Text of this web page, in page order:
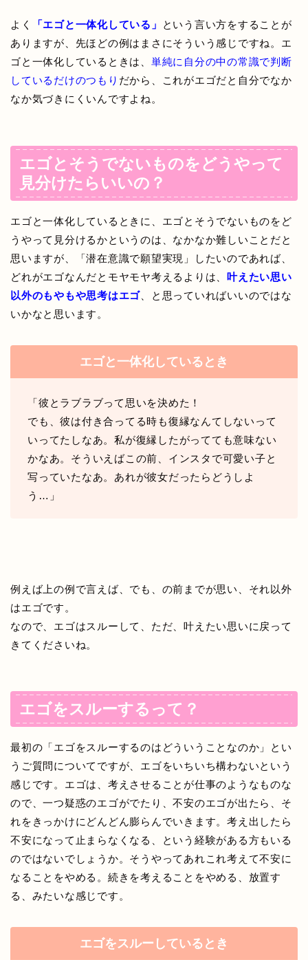
よく 「エゴと一体化している」
という言い方をすることが
ありますが、先ほどの例はまさにそういう感じですね。エ
ゴと一体化しているときは、 単純に自分の中の常識で判断
しているだけのつもり だから、これがエゴだと自分でなか
なか気づきにくいんですよね。
エゴとそうでないものをどうやって
見分けたらいいの？
エゴと一体化しているときに、エゴとそうでないものをど
うやって見分けるかというのは、なかなか難しいことだと
思いますが、「潜在意識で願望実現」したいのであれば、
どれがエゴなんだとモヤモヤ考えるよりは、 叶えたい思い
以外のもやもや思考はエゴ 、と思っていればいいのではな
いかなと思います。
エゴと一体化しているとき
「彼とラブラブって思いを決めた！
でも、彼は付き合ってる時も復縁なんてしないって
いってたしなあ。私が復縁したがってても意味ない
かなあ。そういえばこの前、インスタで可愛い子と
写っていたなあ。あれが彼女だったらどうしよ
う…」
例えば上の例で言えば、でも、の前までが思い、それ以外
はエゴです。
なので、エゴはスルーして、ただ、叶えたい思いに戻って
きてくださいね。
エゴをスルーするって？
最初の「エゴをスルーするのはどういうことなのか」とい
うご質問についてですが、エゴをいちいち構わないという
感じです。エゴは、考えさせることが仕事のようなものな
ので、一つ疑惑のエゴがでたり、不安のエゴが出たら、そ
れをきっかけにどんどん膨らんでいきます。考え出したら
不安になって止まらなくなる、という経験がある方もいる
のではないでしょうか。そうやってあれこれ考えて不安に
なることをやめる。続きを考えることをやめる、放置す
る、みたいな感じです。
エゴをスルーしているとき